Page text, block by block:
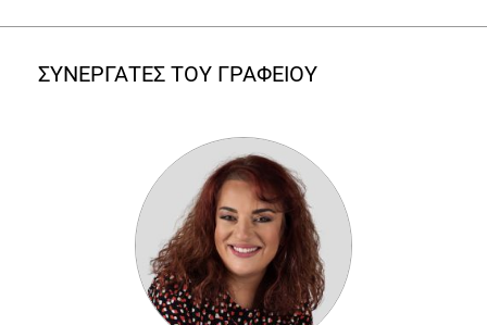
ΣΥΝΕΡΓΑΤΕΣ ΤΟΥ ΓΡΑΦΕΙΟΥ